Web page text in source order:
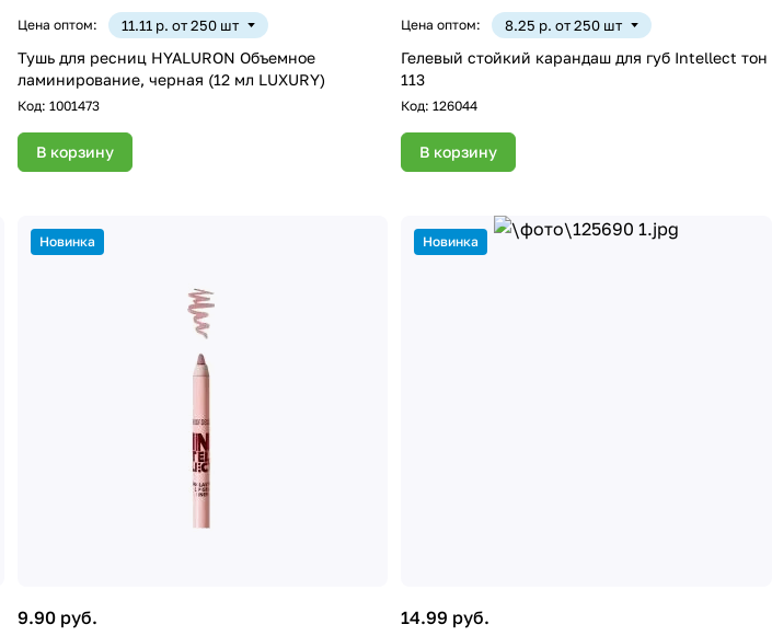
Цена оптом: 11.11 р. от 250 шт
Тушь для ресниц HYALURON Объемное
ламинирование, черная (12 мл LUXURY)
Код: 1001473
В корзину
Цена оптом: 8.25 р. от 250 шт
Гелевый стойкий карандаш для губ Intellect тон
113
Код:126044
В корзину
Новинка
9.90 руб.
Новинка
14.99 руб.